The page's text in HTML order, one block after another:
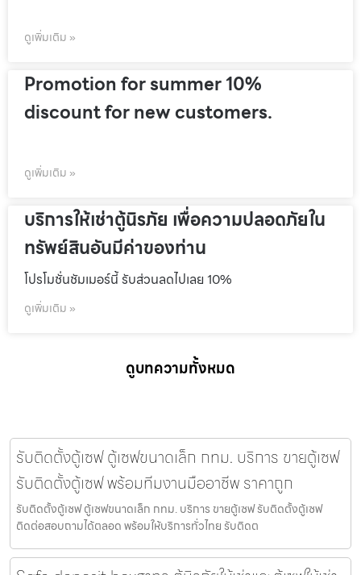
ดูเพิ่มเติม »
Promotion for summer 10%
discount for new customers.
ดูเพิ่มเติม »
บริการให้เช่าตู้นิรภัย เพื่อความปลอดภัยใน
ทรัพย์สินอันมีค่าของท่าน
โปรโมชั่นชัมเมอร์นี้ รับส่วนลดไปเลย 10%
ดูเพิ่มเติม »
ดูบทความทั้งหมด
รับติดตั้งตู้เซฟ ตู้เซฟขนาดเล็ก กทม. บริการ ขายตู้เซฟ
รับติดตั้งตู้เซฟ พร้อมทีมงานมืออาชีพ ราคาถูก
รับติดตั้งตู้เซฟ ตู้เซฟขนาดเล็ก กทม. บริการ ขายตู้เซฟ รับติดตั้งตู้เซฟ
ติดต่อสอบถามได้ตลอด พร้อมให้บริการทั่วไทย รับติดต